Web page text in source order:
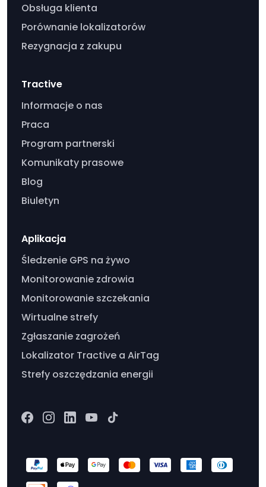
Obsługa klienta
Porównanie lokalizatorów
Rezygnacja z zakupu
Tractive
Informacje o nas
Praca
Program partnerski
Komunikaty prasowe
Blog
Biuletyn
Aplikacja
Śledzenie GPS na żywo
Monitorowanie zdrowia
Monitorowanie szczekania
Wirtualne strefy
Zgłaszanie zagrożeń
Lokalizator Tractive a AirTag
Strefy oszczędzania energii